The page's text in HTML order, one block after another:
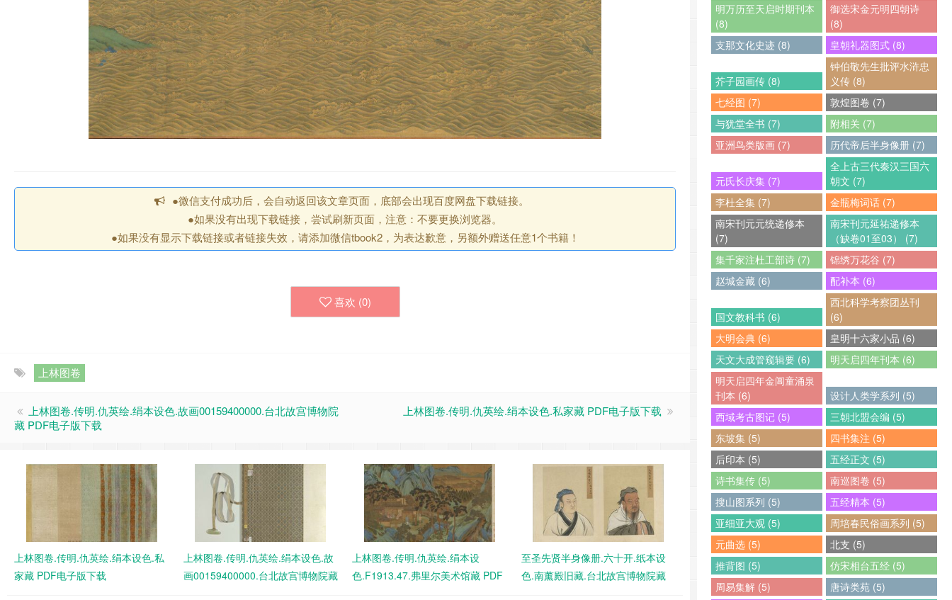
●微信支付成功后，会自动返回该文章页面，底部会出现百度网盘下载链接。
●如果没有出现下载链接，尝试刷新页面，注意：不要更换浏览器。
●如果没有显示下载链接或者链接失效，请添加微信tbook2，为表达歉意，另额外赠送任意1个书籍！
喜欢 (0)
上林图卷
上林图卷.传明.仇英绘.绢本设色.故画00159400000.台北故宫博物院
藏 PDF电子版下载
上林图卷.传明.仇英绘.绢本设色.私家藏 PDF电子版下载
上林图卷.传明.仇英绘.绢本设色.私
家藏 PDF电子版下载
上林图卷.传明.仇英绘.绢本设色.故
画00159400000.台北故宫博物院藏
上林图卷.传明.仇英绘.绢本设
色.F1913.47.弗里尔美术馆藏 PDF
至圣先贤半身像册.六十开.纸本设
色.南薰殿旧藏.台北故宫博物院藏
明万历至天启时期刊本
(8)
御选宋金元明四朝诗
(8)
支那文化史迹 (8)
皇朝礼器图式 (8)
芥子园画传 (8)
钟伯敬先生批评水浒忠
义传 (8)
七经图 (7)
敦煌图卷 (7)
与犹堂全书 (7)
附相关 (7)
亚洲鸟类版画 (7)
历代帝后半身像册 (7)
元氏长庆集 (7)
全上古三代秦汉三国六
朝文 (7)
李杜全集 (7)
金瓶梅词话 (7)
南宋刊元元统递修本
(7)
南宋刊元延祐递修本
（缺卷01至03） (7)
集千家注杜工部诗 (7)
锦绣万花谷 (7)
赵城金藏 (6)
配补本 (6)
国文教科书 (6)
西北科学考察团丛刊
(6)
大明会典 (6)
皇明十六家小品 (6)
天文大成管窥辑要 (6)
明天启四年刊本 (6)
明天启四年金阊童涌泉
刊本 (6)
设计人类学系列 (5)
西域考古图记 (5)
三朝北盟会编 (5)
东坡集 (5)
四书集注 (5)
后印本 (5)
五经正文 (5)
诗书集传 (5)
南巡图卷 (5)
搜山图系列 (5)
五经精本 (5)
亚细亚大观 (5)
周培春民俗画系列 (5)
元曲选 (5)
北支 (5)
推背图 (5)
仿宋相台五经 (5)
周易集解 (5)
唐诗类苑 (5)